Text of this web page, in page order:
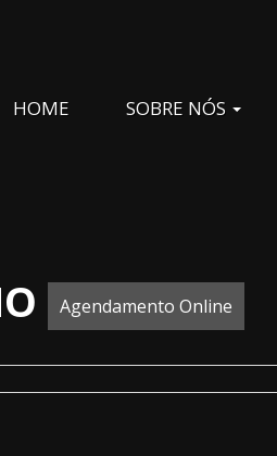
HOME SOBRE NÓS
Agendamento Online